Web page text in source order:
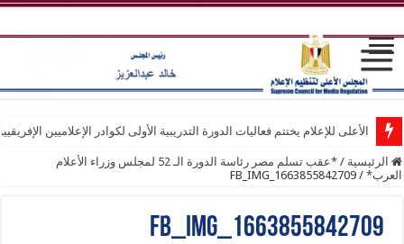
الأعلى للإعلام يختتم فعاليات الدورة التدريبية الأولى لكوادر الإعلاميين
الرئيسية /
*عقب تسلم مصر رئاسة الدورة الـ 52 لمجلس وزراء الأعلام
العرب* /
FB_IMG_1663855842709
FB_IMG_1663855842709